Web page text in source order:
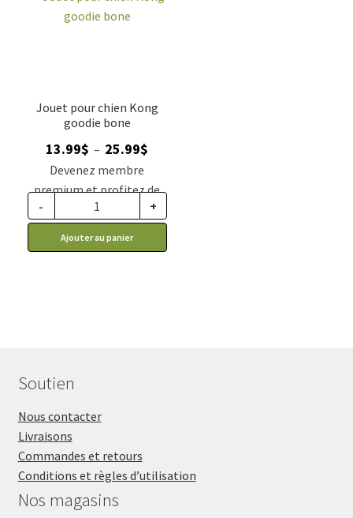
Jouet pour chien Kong
goodie bone
13.99$ – 25.99$
prix :
13.99$
à
Devenez membre
premium et profitez de
ce prix rabais : 11.54$ CA
- +
Ajouter au panier
Soutien
Nous contacter
Livraisons
Commandes et retours
Conditions et règles d’utilisation
Nos magasins